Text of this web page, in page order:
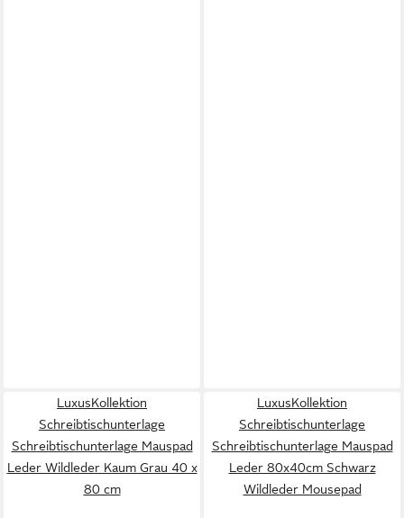
LuxusKollektion
Schreibtischunterlage
Schreibtischunterlage Mauspad
Leder Wildleder Kaum Grau 40 x
80 cm
LuxusKollektion
Schreibtischunterlage
Schreibtischunterlage Mauspad
Leder 80x40cm Schwarz
Wildleder Mousepad